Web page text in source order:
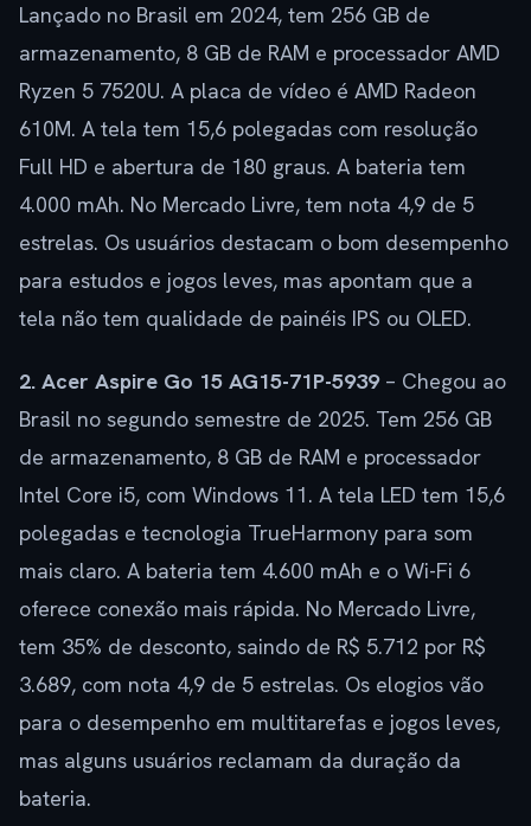
Lançado no Brasil em 2024, tem 256 GB de
armazenamento, 8 GB de RAM e processador AMD
Ryzen 5 7520U. A placa de vídeo é AMD Radeon
610M. A tela tem 15,6 polegadas com resolução
Full HD e abertura de 180 graus. A bateria tem
4.000 mAh. No Mercado Livre, tem nota 4,9 de 5
estrelas. Os usuários destacam o bom desempenho
para estudos e jogos leves, mas apontam que a
tela não tem qualidade de painéis IPS ou OLED.
2. Acer Aspire Go 15 AG15-71P-5939– Chegou ao
Brasil no segundo semestre de 2025. Tem 256 GB
de armazenamento, 8 GB de RAM e processador
Intel Core i5, com Windows 11. A tela LED tem 15,6
polegadas e tecnologia TrueHarmony para som
mais claro. A bateria tem 4.600 mAh e o Wi-Fi 6
oferece conexão mais rápida. No Mercado Livre,
tem 35% de desconto, saindo de R$ 5.712 por R$
3.689, com nota 4,9 de 5 estrelas. Os elogios vão
para o desempenho em multitarefas e jogos leves,
mas alguns usuários reclamam da duração da
bateria.